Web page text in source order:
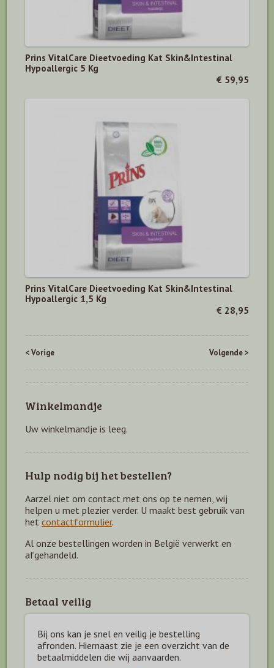
Prins VitalCare Dieetvoeding Kat Skin&Intestinal
Hypoallergic 5 Kg
€ 59,95
Prins VitalCare Dieetvoeding Kat Skin&Intestinal
Hypoallergic 1,5 Kg
€ 28,95
< Vorige Volgende >
Winkelmandje
Uw winkelmandje is leeg.
Hulp nodig bij het bestellen?
Aarzel niet om contact met ons op te nemen, wij
helpen u met plezier verder. U maakt best gebruik van
het contactformulier.
Al onze bestellingen worden in België verwerkt en
afgehandeld.
Betaal veilig
Bij ons kan je snel en veilig je bestelling
afronden. Hiernaast zie je een overzicht van de
betaalmiddelen die wij aanvaarden.